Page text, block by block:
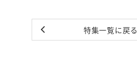
特集一覧に戻る